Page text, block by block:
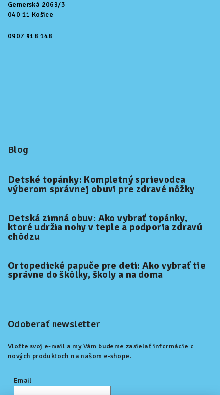
Gemerská 2068/3
040 11 Košice
0907 918 148
Blog
Detské topánky: Kompletný sprievodca
výberom správnej obuvi pre zdravé nôžky
Detská zimná obuv: Ako vybrať topánky,
ktoré udržia nohy v teple a podporia zdravú
chôdzu
Ortopedické papuče pre deti: Ako vybrať tie
správne do škôlky, školy a na doma
Odoberať newsletter
Vložte svoj e-mail a my Vám budeme zasielať informácie o
nových produktoch na našom e-shope.
Email